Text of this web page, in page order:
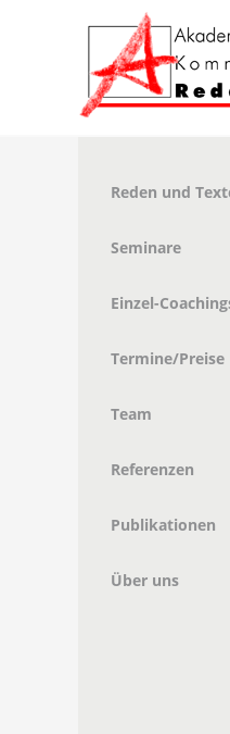
Reden und
Seminare
Einzel-
Termine/Preise
Team
Referenzen
Publikationen
Über uns